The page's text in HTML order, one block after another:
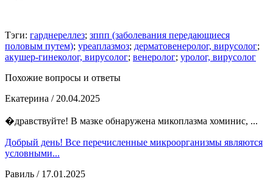
Тэги: гарднереллез; зппп (заболевания передающиеся
половым путем); уреаплазмоз; дерматовенеролог, вирусолог;
акушер-гинеколог, вирусолог; венеролог; уролог, вирусолог
Похожие вопросы и ответы
Екатерина / 20.04.2025
�дравствуйте! В мазке обнаружена микоплазма хоминис, ...
Добрый день! Все перечисленные микроорганизмы являются
условными...
Равиль / 17.01.2025